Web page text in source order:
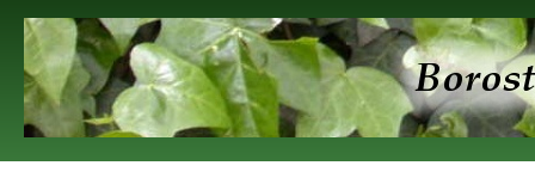
Borostyán
Egyesület